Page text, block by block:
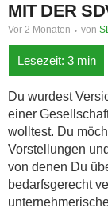
MIT DER
Vor 2 Monaten von
Du wurdest
einer
wolltest. Du
Vorstellungen
von denen Du
bedarfsgerecht